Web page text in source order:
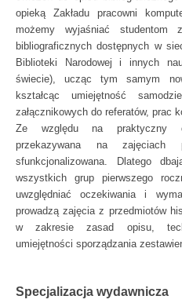
opieką Zakładu pracowni
możemy wyjaśniać studentom
bibliograficznych dostępnych w
Biblioteki Narodowej i innych
świecie), ucząc tym samym
kształcąc umiejętność
załącznikowych do referatów, prac
Ze względu na praktyczny
przekazywana na zajęciach
sfunkcjonalizowana. Dlatego
wszystkich grup pierwszego
uwzględniać oczekiwania i
prowadzą zajęcia z przedmiotów
w zakresie zasad opisu,
umiejętności sporządzania
Specjalizacja wydawnicza